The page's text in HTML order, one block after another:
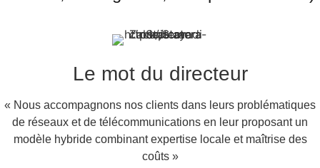
Le mot du directeur
« Nous accompagnons nos clients dans leurs problématiques
de réseaux et de télécommunications en leur proposant un
modèle hybride combinant expertise locale et maîtrise des
coûts »